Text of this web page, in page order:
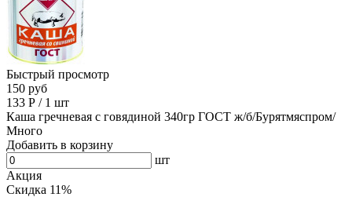
Быстрый просмотр
150 руб
133 Р / 1 шт
Каша гречневая с говядиной 340гр ГОСТ ж/б/Бурятмяспром/
Много
Добавить в корзину
шт
Акция
Скидка 11%